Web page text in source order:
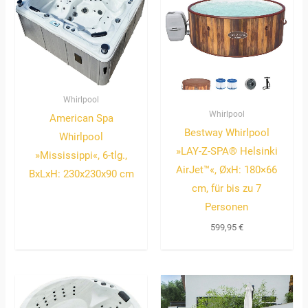
Whirlpool
American Spa
Whirlpool
»Mississippi«, 6-tlg.,
BxLxH: 230x230x90 cm
Whirlpool
Bestway Whirlpool
»LAY-Z-SPA® Helsinki
AirJet™«, ØxH: 180×66
cm, für bis zu 7
Personen
599,95 €